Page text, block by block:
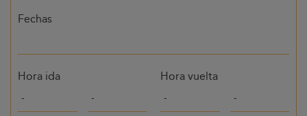
Fechas
Hora ida Hora vuelta